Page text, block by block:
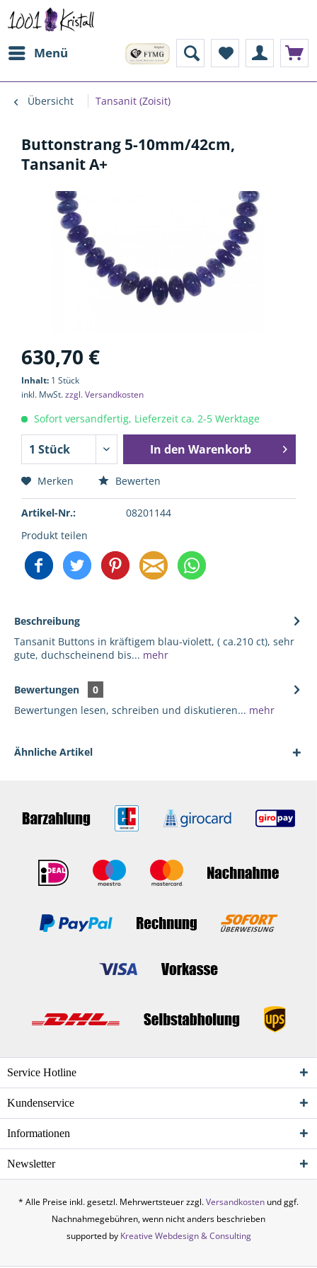
Menü
Übersicht Tansanit (Zoisit)
Buttonstrang 5-10mm/42cm,
Tansanit A+
630,70 €
Inhalt: 1 Stück
inkl. MwSt.zzgl. Versandkosten
Sofort versandfertig, Lieferzeit ca. 2-5 Werktage
In den Warenkorb
Merken Bewerten
Artikel-Nr.:
08201144
Produkt teilen
Beschreibung
Tansanit Buttons in kräftigem blau-violett, ( ca.210 ct), sehr
gute, duchscheinend bis... mehr
Bewertungen
0
Bewertungen lesen, schreiben und diskutieren... mehr
Ähnliche Artikel
Service Hotline
Kundenservice
Informationen
Newsletter
* Alle Preise inkl. gesetzl. Mehrwertsteuer zzgl.Versandkosten und ggf.
Nachnahmegebühren, wenn nicht anders beschrieben
supported by Kreative Webdesign & Consulting